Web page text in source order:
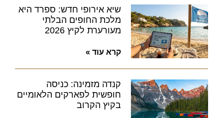
שיא אירופי חדש: ספרד היא
מלכת החופים הבלתי
מעורערת לקיץ 2026
קרא עוד »
קנדה מזמינה: כניסה
חופשית לפארקים הלאומיים
בקיץ הקרוב